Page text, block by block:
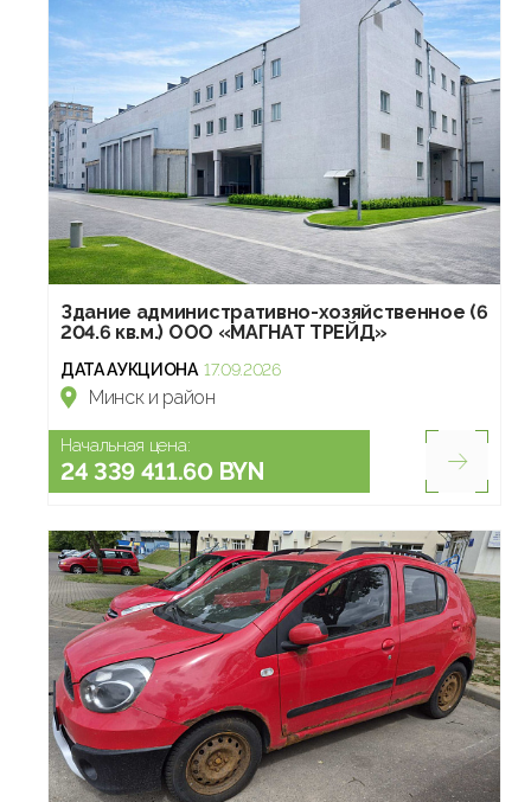
Здание административно-хозяйственное (6
204.6 кв.м.) ООО «МАГНАТ ТРЕЙД»
ДАТА АУКЦИОНА 17.09.2026
Минск и район
Начальная цена:
24 339 411.60 BYN